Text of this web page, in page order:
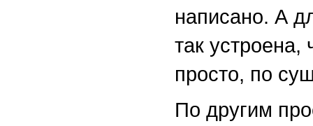
написано. А
так
просто, по
По другим